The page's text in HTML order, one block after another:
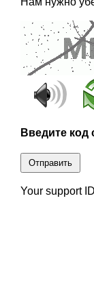
Введите код
Отправить
Your support